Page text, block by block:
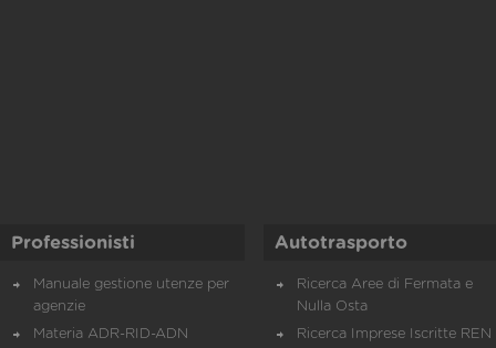
Professionisti
Manuale gestione utenze per
agenzie
Materia ADR-RID-ADN
Autotrasporto
Ricerca Aree di Fermata e
Nulla Osta
Ricerca Imprese Iscritte REN